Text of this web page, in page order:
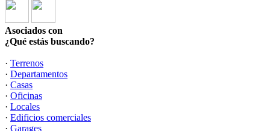
Asociados con
¿Qué estás buscando?
· Terrenos
· Departamentos
· Casas
· Oficinas
· Locales
· Edificios comerciales
· Garages